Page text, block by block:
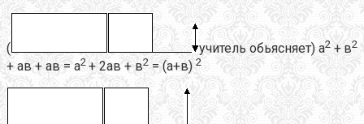
( учитель обьясняет) а2 + в2
+ ав + ав = а2 + 2ав + в2 = (а+в) 2